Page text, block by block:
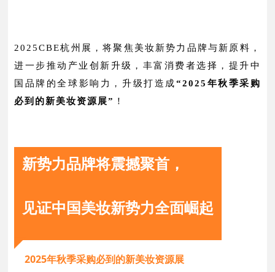
2025CBE杭州展，将聚焦美妆新势力品牌与新原 料，
进一步推动产业创新升级，丰富消费者选择，提升中
国品牌的全球影响力，升级打造成“2025年秋季采购
必到的新美妆资源展” ！
新势力品牌将震撼聚首，
见证中国美妆新势力全面崛起
2025年秋季采购必到的新美妆资源展